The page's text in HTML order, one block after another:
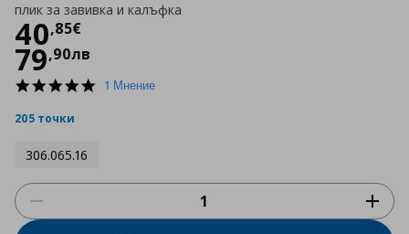
плик за завивка и калъфка
40,85€
Цена
79,90лв
5.01 Мнение
205 точки
306.065.16